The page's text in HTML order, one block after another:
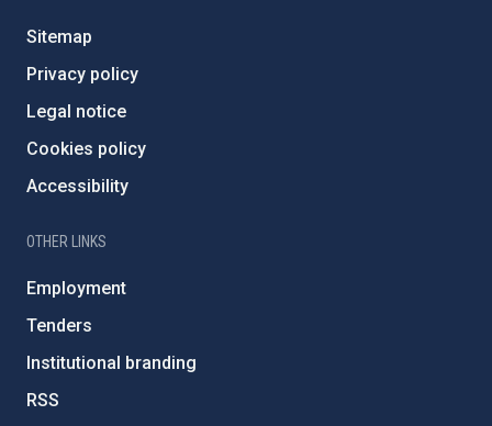
Sitemap
Privacy policy
Legal notice
Cookies policy
Accessibility
OTHER LINKS
Employment
Tenders
Institutional branding
RSS